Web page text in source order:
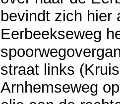
bevindt zich hier
Eerbeekseweg
straat links
Arnhemseweg